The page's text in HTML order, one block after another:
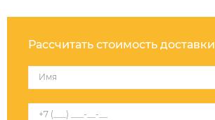
Рассчитать стоимость доставки